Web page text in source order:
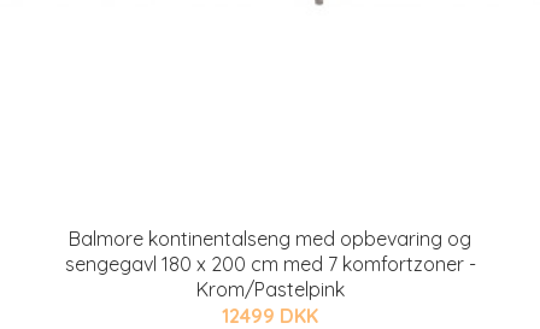
Balmore kontinentalseng med opbevaring og
sengegavl 180 x 200 cm med 7 komfortzoner -
Krom/Pastelpink
12499 DKK